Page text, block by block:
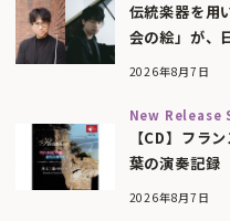
伝統楽器を用
会の絵」が、
2026年8月7日
New Release
【CD】フラ
葉の演奏記録
2026年8月7日